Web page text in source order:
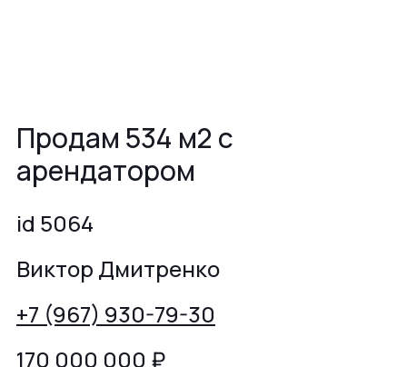
Продам 534 м2 с
арендатором
id 5064
Виктор Дмитренко
+7 (967) 930-79-30
170 000 000 ₽